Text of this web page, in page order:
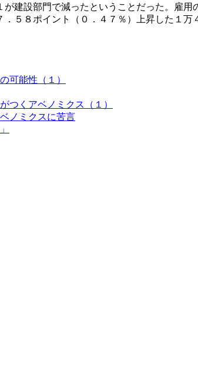
建設部門で減ったということだった。雇
５８ポイント（０．４７％）上昇した１
可能性（１）
つくアベノミクス（１）
ノミクスに苦言